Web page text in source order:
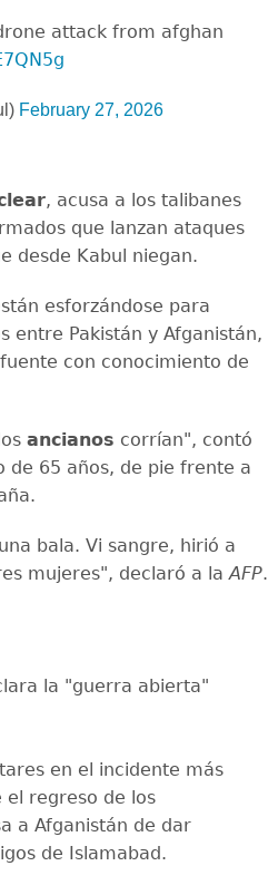
attack from afghan
February 27, 2026
, acusa a los talibanes
que lanzan ataques
desde Kabul niegan.
esforzándose para
entre Pakistán y Afganistán,
con conocimiento de
ancianos corrían", contó
de 65 años, de pie frente a
bala. Vi sangre, hirió a
mujeres", declaró a laAFP.
la "guerra abierta"
en el incidente más
el regreso de los
a Afganistán de dar
de Islamabad.